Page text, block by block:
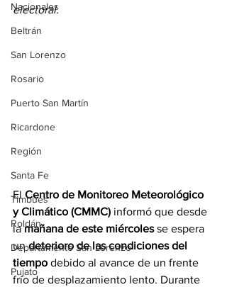
Nacionales
Beltrán
San Lorenzo
Rosario
Puerto San Martín
Ricardone
Región
Santa Fe
Timbúes
Roldán
Departamento San Lorenzo
Pujato
electoral.
El Centro de Monitoreo Meteorológico
y Climático (CMMC) informó que desde
la mañana de este miércoles se espera
un deterioro de las condiciones del
tiempo debido al avance de un frente
frío de desplazamiento lento. Durante